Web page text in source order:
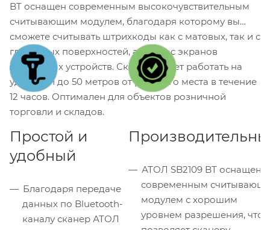
BT оснащен современным высокочувствительным
считывающим модулем, благодаря которому вы
сможете считывать штрихкоды как с матовых, так и с
глянцевых поверхностей, а также с экранов
мобильных устройств. Сканер может работать на
удалении до 50 метров от рабочего места в течение
12 часов. Оптимален для объектов розничной
торговли и складов.
Простой и
удобный
Благодаря передаче
данных по Bluetooth-
каналу сканер АТОЛ
АТОЛ SB2109 BT оснащен
современным
модулем с хорошим
уровнем разрешения, что